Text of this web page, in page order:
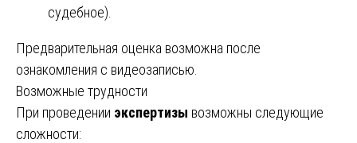
судебное).
Предварительная оценка возможна после
ознакомления с видеозаписью.
Возможные трудности
При проведении экспертизы возможны следующие
сложности: